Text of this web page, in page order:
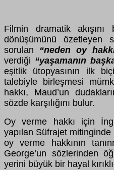
Filmin dramatik
dönüşümünü özetleyen
sorulan “neden oy
verdiği “yaşamanın
eşitlik ütopyasının ilk
talebiyle birleşmesi
hakkı, Maud’un
sözde karşılığını bulur.
Oy verme hakkı için
yapılan Süfrajet mitinginde
oy verme hakkının
George’un sözlerinden
yerini büyük bir hayal